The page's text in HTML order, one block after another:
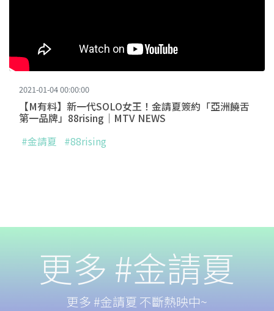
2021-01-04 00:00:00
【M有料】新一代SOLO女王！金請夏簽約「亞洲饒舌
第一品牌」88rising｜MTV NEWS
#金請夏 #88rising
更多 #金請夏
更多 #金請夏 不斷熱映中~